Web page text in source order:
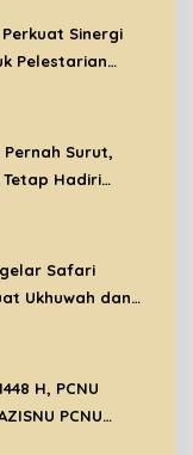
Sinergi
Pelestarian
Surut,
Tetap Hadiri
1448 H di
Safari
Ukhuwah dan
Wali
H, PCNU
PCNU
Dhuafa